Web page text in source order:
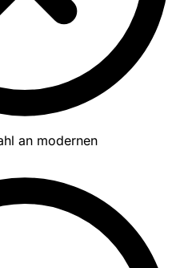
an modernen